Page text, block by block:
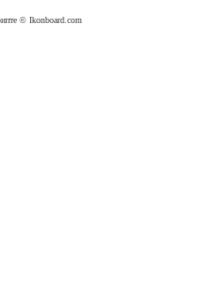
© Ikonboard.com